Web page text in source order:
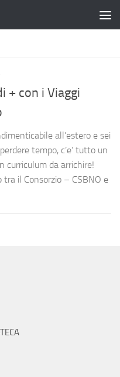
+ con i Viaggi
all’estero e sei
tempo, c’e’ tutto un
curriculum da arrichire!
il Consorzio – CSBNO e